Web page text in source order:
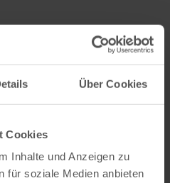
Über Cookies
Cookies
Inhalte und Anzeigen zu
für soziale Medien anbieten